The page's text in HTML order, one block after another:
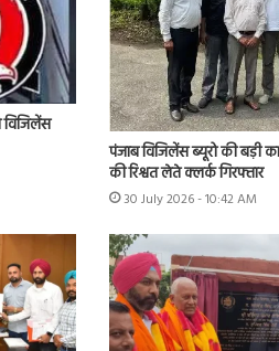
विजिलेंस
पंजाब विजिलेंस ब्यूरो की बड़ी
की रिश्वत लेते क्लर्क गिरफ्तार
30 July 2026 - 10:42 AM